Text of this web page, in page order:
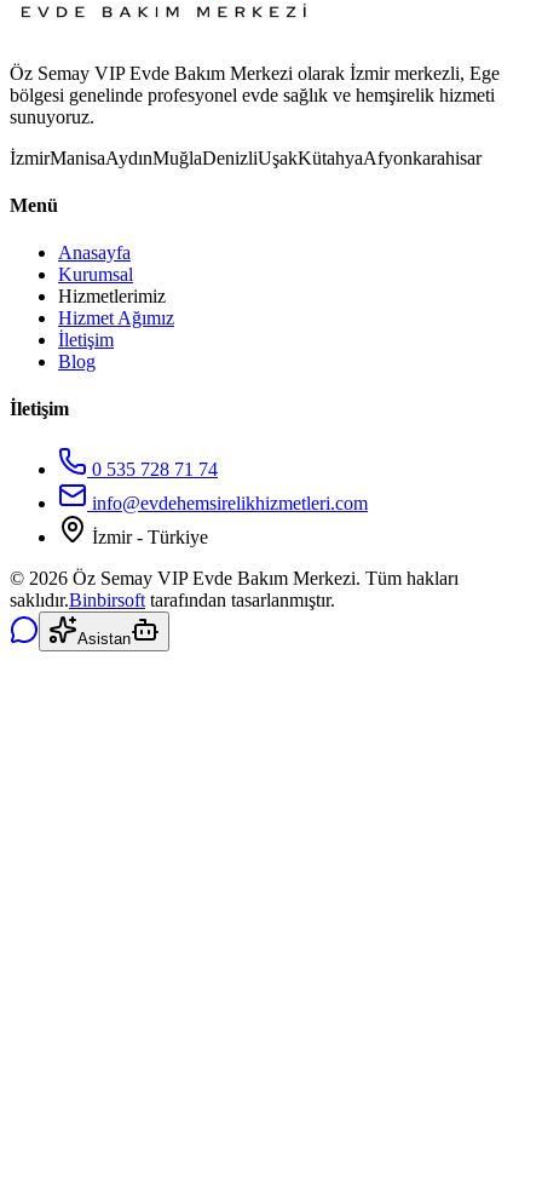
Öz Semay VIP Evde Bakım Merkezi olarak İzmir merkezli, Ege
bölgesi genelinde profesyonel evde sağlık ve hemşirelik hizmeti
sunuyoruz.
İzmirManisaAydınMuğlaDenizliUşakKütahyaAfyonkarahisar
Menü
Anasayfa
Kurumsal
Hizmetlerimiz
Hizmet Ağımız
İletişim
Blog
İletişim
0 535 728 71 74
info@evdehemsirelikhizmetleri.com
İzmir - Türkiye
© 2026 Öz Semay VIP Evde Bakım Merkezi. Tüm hakları
saklıdır.Binbirsoft tarafından tasarlanmıştır.
Asistan